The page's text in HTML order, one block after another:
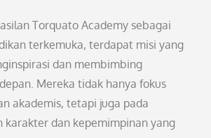
Torquato Academy sebagai
terkemuka, terdapat misi yang
dan membimbing
Mereka tidak hanya fokus
akademis, tetapi juga pada
karakter dan kepemimpinan yang